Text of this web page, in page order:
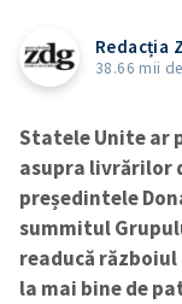
Redacția
38.66 mii
Statele Unite ar
asupra livrărilor
președintele
summitul
readucă
la mai bine de